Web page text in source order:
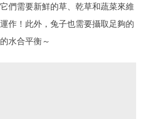
們需要新鮮的草、乾草和蔬菜來維
作！此外，兔子也需要攝取足夠的
水合平衡～